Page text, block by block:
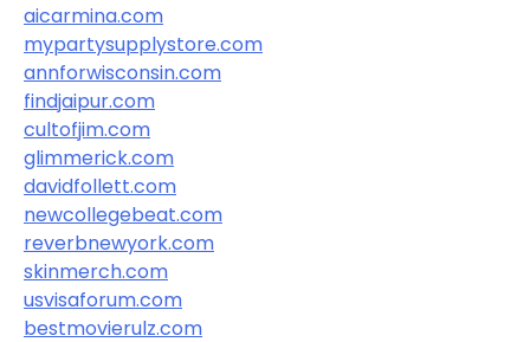
aicarmina.com
mypartysupplystore.com
annforwisconsin.com
findjaipur.com
cultofjim.com
glimmerick.com
davidfollett.com
newcollegebeat.com
reverbnewyork.com
skinmerch.com
usvisaforum.com
bestmovierulz.com